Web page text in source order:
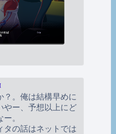
？。俺は結構早めに
やー、予想以上にど
。
タの話はネットでは